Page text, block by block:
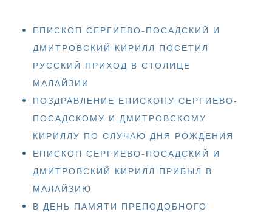
ЕПИСКОП СЕРГИЕВО-ПОСАДСКИЙ И
ДМИТРОВСКИЙ КИРИЛЛ ПОСЕТИЛ
РУССКИЙ ПРИХОД В СТОЛИЦЕ
МАЛАЙЗИИ
ПОЗДРАВЛЕНИЕ ЕПИСКОПУ СЕРГИЕВО-
ПОСАДСКОМУ И ДМИТРОВСКОМУ
КИРИЛЛУ ПО СЛУЧАЮ ДНЯ РОЖДЕНИЯ
ЕПИСКОП СЕРГИЕВО-ПОСАДСКИЙ И
ДМИТРОВСКИЙ КИРИЛЛ ПРИБЫЛ В
МАЛАЙЗИЮ
В ДЕНЬ ПАМЯТИ ПРЕПОДОБНОГО